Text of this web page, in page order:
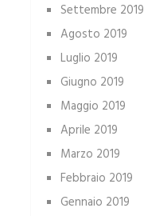
Settembre 2019
Agosto 2019
Luglio 2019
Giugno 2019
Maggio 2019
Aprile 2019
Marzo 2019
Febbraio 2019
Gennaio 2019